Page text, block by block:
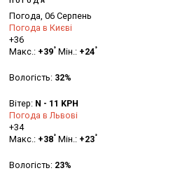
Погода, 06 Серпень
Погода в Києві
+36
Макс.: +39° Мін.: +24°
Вологість: 32%
Вітер: N - 11 KPH
Погода в Львові
+34
Макс.: +38° Мін.: +23°
Вологість: 23%